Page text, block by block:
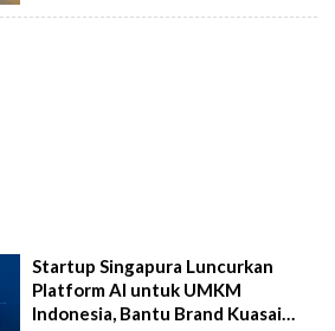
Startup Singapura Luncurkan
Platform AI untuk UMKM
Indonesia, Bantu Brand Kuasai